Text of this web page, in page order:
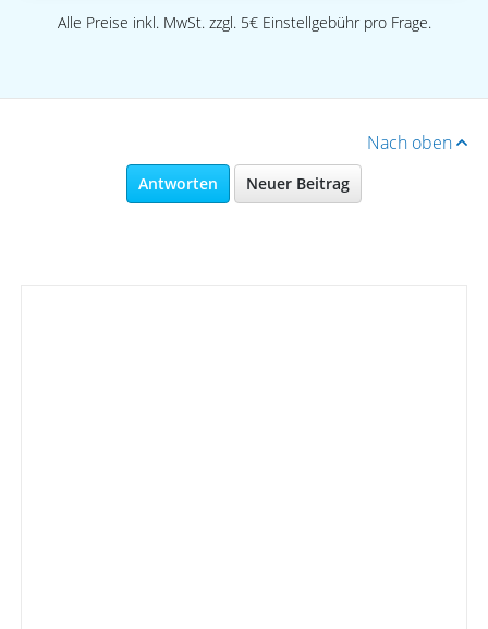
Alle Preise inkl. MwSt. zzgl. 5€ Einstellgebühr pro Frage.
Nach oben
Antworten Neuer Beitrag